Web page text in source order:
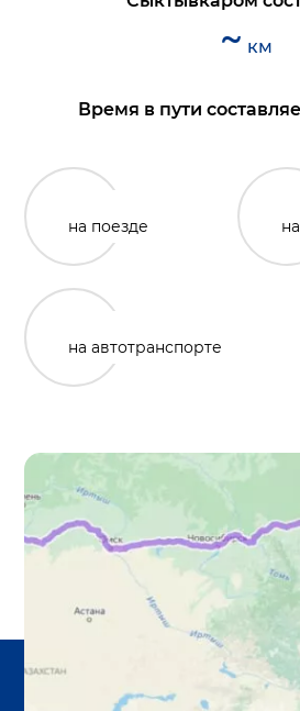
~ км
Время в пути
на поезде
на автотранспорте